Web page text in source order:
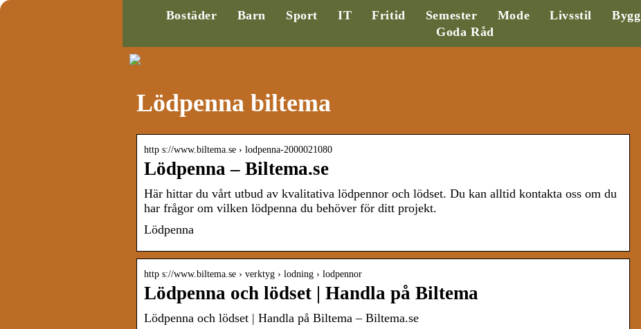
Bostäder Barn Sport IT Fritid Semester Mode Livsstil Bygg
Goda Råd
Lödpenna biltema
http s://www.biltema.se › lodpenna-2000021080
Lödpenna – Biltema.se
Här hittar du vårt utbud av kvalitativa lödpennor och lödset. Du kan alltid kontakta oss om du
har frågor om vilken lödpenna du behöver för ditt projekt.
Lödpenna
http s://www.biltema.se › verktyg › lodning › lodpennor
Lödpenna och lödset | Handla på Biltema
Lödpenna och lödset | Handla på Biltema – Biltema.se